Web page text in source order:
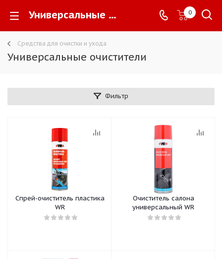
Универсальные очистители - 0
Средства для очистки и ухода
Универсальные очистители
Фильтр
Спрей-очиститель пластика
WR
Очиститель салона
универсальный WR